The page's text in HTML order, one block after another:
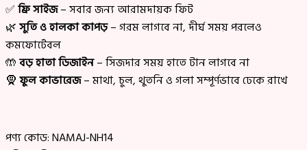
✅ফ্রি সাইজ– সবার জন্য আরামদায়ক ফিট
🌿সুতি ও হালকা কাপড়– গরম লাগবে না, দীর্ঘ সময় পরলেও
কমফোর্টেবল
🤲বড় হাতা ডিজাইন– সিজদার সময় হাতে টান লাগবে না
🧕ফুল কাভারেজ– মাথা, চুল, থুতনি ও গলা সম্পূর্ণভাবে ঢেকে রাখে
পণ্য কোড:NAMAJ-NH14